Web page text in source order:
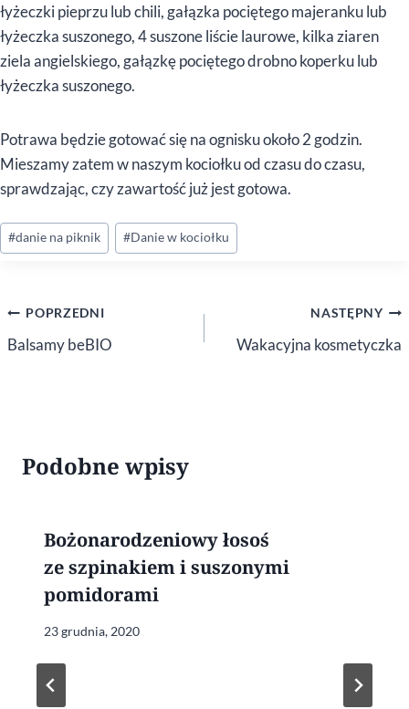
łyżeczki pieprzu lub chili, gałązka pociętego majeranku lub
łyżeczka suszonego, 4 suszone liście laurowe, kilka ziaren
ziela angielskiego, gałązkę pociętego drobno koperku lub
łyżeczka suszonego.
Potrawa będzie gotować się na ognisku około 2 godzin.
Mieszamy zatem w naszym kociołku od czasu do czasu,
sprawdzając, czy zawartość już jest gotowa.
Tagi
wpisu:
#danie na piknik #Danie w kociołku
Nawigacja
wpisu
POPRZEDNI
Balsamy beBIO
NASTĘPNY
Wakacyjna kosmetyczka
Podobne wpisy
Bożonarodzeniowy łosoś
ze szpinakiem i suszonymi
pomidorami
23 grudnia, 2020